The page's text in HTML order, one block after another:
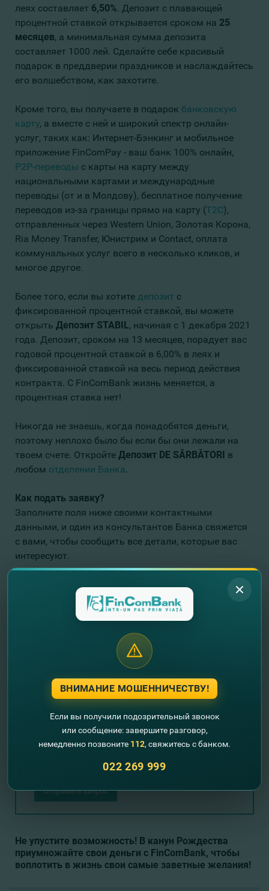
леях составляет 6,50%. Депозит с плавающей
процентной ставкой открывается сроком на 25
месяцев, а минимальная сумма депозита
составляет 1000 лей. Сделайте себе красивый
подарок в преддверии праздников и наслаждайтесь
его волшебством, как захотите.
Кроме того, вы получаете в подарок банковскую
карту, а вместе с ней и широкий спектр онлайн-
услуг, таких как: Интернет-Бэнкинг и мобильное
приложение FinComPay - ваш банк 100% онлайн,
P2P-переводы с карты на карту между
национальными картами и международные
переводы (от и в Молдову), бесплатное получение
переводов из-за границы прямо на карту (T2C),
отправленных через Western Union, Золотая Корона,
Ria Money Transfer, Юнистрим и Contact, оплата
коммунальных услуг всего в несколько кликов, и
многое другое.
Более того, если вы хотите депозит с
фиксированной процентной ставкой, вы можете
открыть Депозит STABIL, начиная с 1 декабря 2021
года. Депозит, сроком на 13 месяцев, порадует вас
годовой процентной ставкой в 6,00% в леях и
фиксированной ставкой на весь период действия
контракта. С FinComBank жизнь меняется, а
процентная ставка нет!
Никогда не знаешь, когда понадобятся деньги,
поэтому неплохо было бы если бы они лежали на
твоем счете. Откройте Депозит DE SĂRBĂTORI в
любом отделении Банка.
Как подать заявку?
Заполните поля ниже своими контактными
данными, и один из консультантов Банка свяжется
с вами, чтобы сообщить все детали, которые вас
интересуют.
Оставьте свои контактные данные и
мы Вам перезвоним!
+373
Отправить запрос
Не упустите возможность! В канун Рождества
приумножайте свои деньги с FinComBank, чтобы
воплотить в жизнь свои самые заветные желания!
ВНИМАНИЕ МОШЕННИЧЕСТВУ!
Если вы получили подозрительный звонок
или сообщение: завершите разговор,
немедленно позвоните 112, свяжитесь с банком.
022 269 999